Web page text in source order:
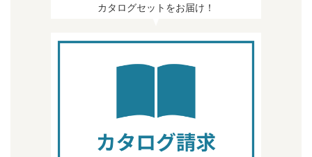
カタログセットをお届け！